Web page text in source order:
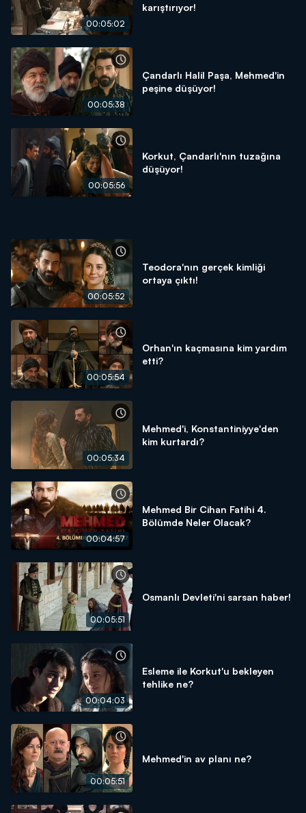
00:05:02
karıştırıyor!
00:05:38
Çandarlı Halil Paşa, Mehmed'in
peşine düşüyor!
00:05:56
Korkut, Çandarlı'nın tuzağına
düşüyor!
00:05:52
Teodora'nın gerçek kimliği
ortaya çıktı!
00:05:54
Orhan'ın kaçmasına kim yardım
etti?
00:05:34
Mehmed'i, Konstantiniyye'den
kim kurtardı?
00:04:57
Mehmed Bir Cihan Fatihi 4.
Bölümde Neler Olacak?
00:05:51
Osmanlı Devleti'ni sarsan haber!
00:04:03
Esleme ile Korkut'u bekleyen
tehlike ne?
00:05:51
Mehmed'in av planı ne?